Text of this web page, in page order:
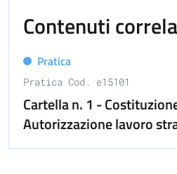
Contenuti
Pratica
Pratica Cod. e15101
Cartella n. 1 -
Autorizzazione lavoro